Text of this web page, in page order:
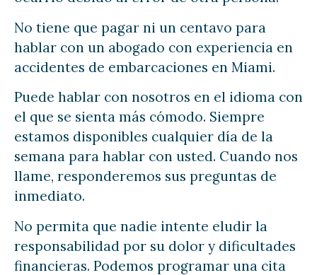
No tiene que pagar ni un centavo para
hablar con un abogado con experiencia en
accidentes de embarcaciones en Miami.
Puede hablar con nosotros en el idioma con
el que se sienta más cómodo. Siempre
estamos disponibles cualquier día de la
semana para hablar con usted. Cuando nos
llame, responderemos sus preguntas de
inmediato.
No permita que nadie intente eludir la
responsabilidad por su dolor y dificultades
financieras. Podemos programar una cita